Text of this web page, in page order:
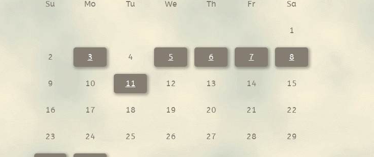
Su Mo Tu We Th Fr Sa
1
2 3 4 5 6 7 8
9 10 11 12 13 14 15
16 17 18 19 20 21 22
23 24 25 26 27 28 29